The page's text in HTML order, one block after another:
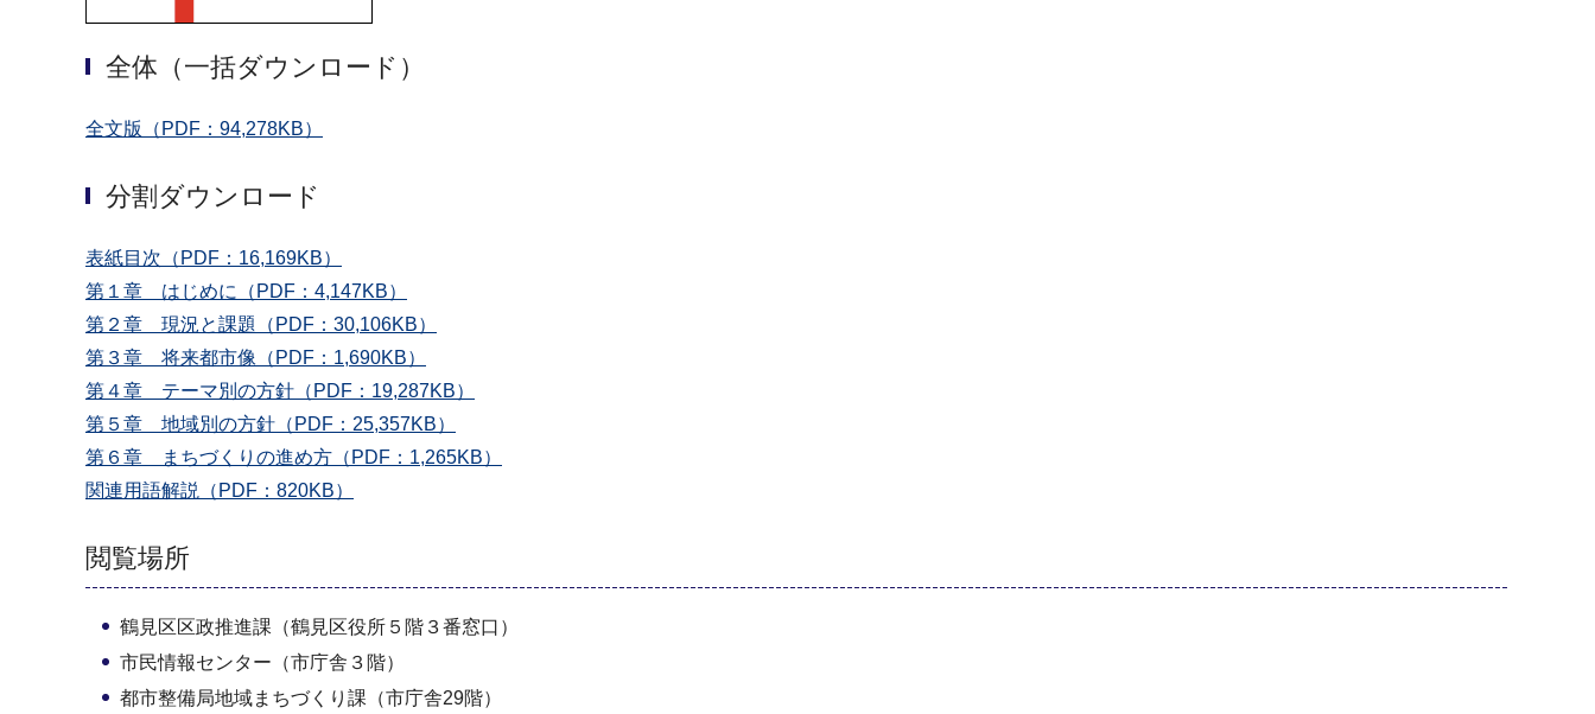
全体（一括ダウンロード）
全文版（PDF：94,278KB）
分割ダウンロード
表紙目次（PDF：16,169KB）
第１章 はじめに（PDF：4,147KB）
第２章 現況と課題（PDF：30,106KB）
第３章 将来都市像（PDF：1,690KB）
第４章 テーマ別の方針（PDF：19,287KB）
第５章 地域別の方針（PDF：25,357KB）
第６章 まちづくりの進め方（PDF：1,265KB）
関連用語解説（PDF：820KB）
閲覧場所
鶴見区区政推進課（鶴見区役所５階３番窓口）
市民情報センター（市庁舎３階）
都市整備局地域まちづくり課（市庁舎29階）